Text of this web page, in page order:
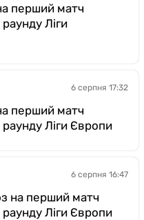
перший матч
Ліги
6 серпня 17:32
перший матч
раунду Ліги Європи
6 серпня 16:47
на перший матч
раунду Ліги Європи